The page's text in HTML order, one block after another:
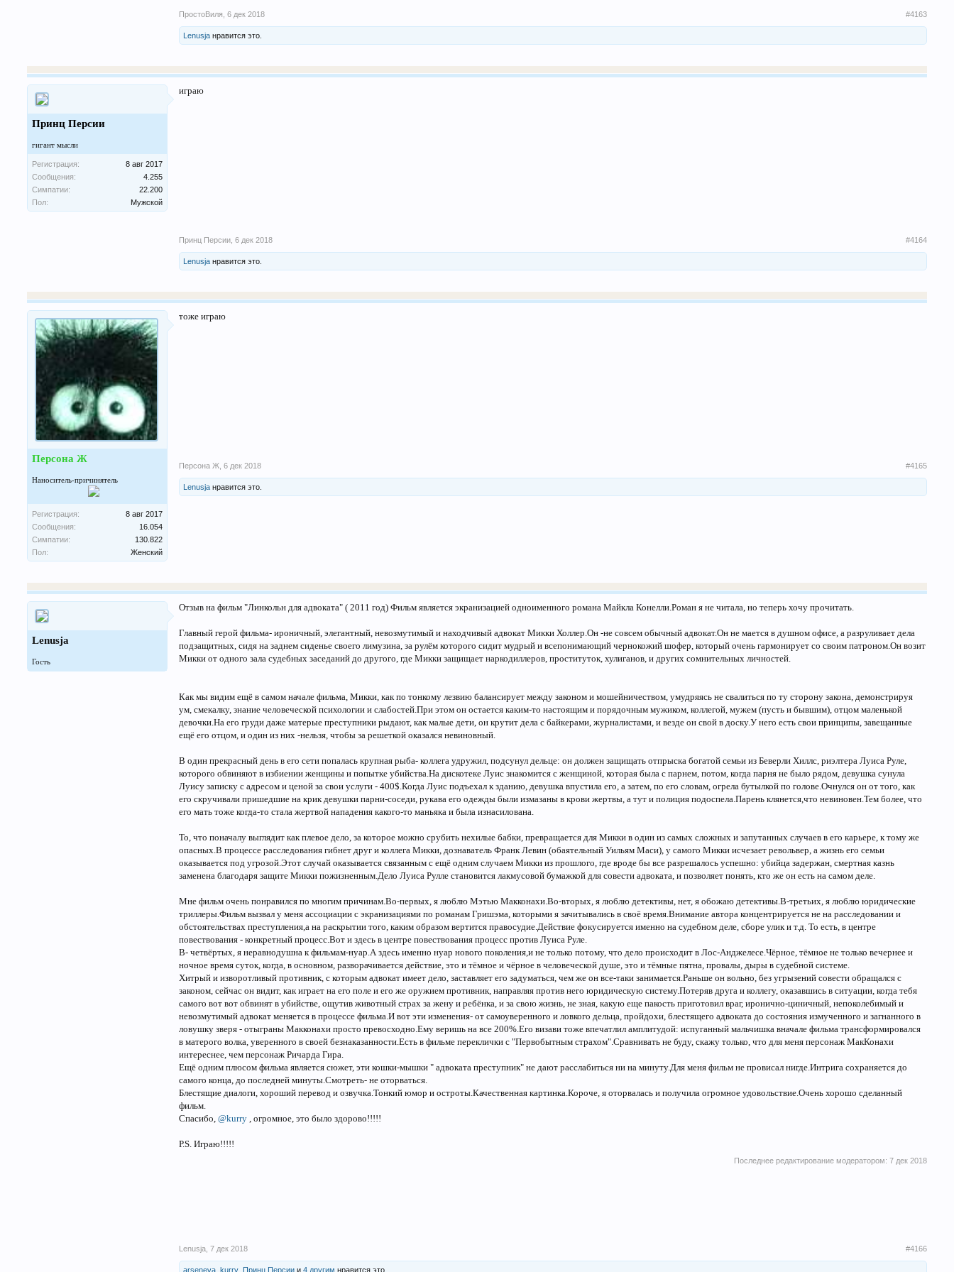
ПростоВиля 6 дек 2018 #4163
Lenusja нравится это.
Принц Персии
гигант мысли
Регистрация:
8 авг 2017
Сообщения:
4.255
Симпатии:
22.200
Пол:
Мужской
играю
Принц Персии 6 дек 2018 #4164
Lenusja нравится это.
Персона Ж
Наноситель-причинятель
Регистрация:
8 авг 2017
Сообщения:
16.054
Симпатии:
130.822
Пол:
Женский
тоже играю
Персона Ж 6 дек 2018 #4165
Lenusja нравится это.
Lenusja
Гость
Отзыв на фильм "Линкольн для адвоката" ( 2011 год) Фильм является экранизацией одноименного романа Майкла Конелли.Роман я не читала, но теперь хочу прочитать.
Главный герой фильма- ироничный, элегантный, невозмутимый и находчивый адвокат Микки Холлер.Он -не совсем обычный адвокат.Он не мается в душном офисе, а разруливает дела
подзащитных, сидя на заднем сиденье своего лимузина, за рулём которого сидит мудрый и всепонимающий чернокожий шофер, который очень гармонирует со своим патроном.Он возит
Микки от одного зала судебных заседаний до другого, где Микки защищает наркодиллеров, проституток, хулиганов, и других сомнительных личностей.
Как мы видим ещё в самом начале фильма, Микки, как по тонкому лезвию балансирует между законом и мошейничеством, умудряясь не свалиться по ту сторону закона, демонстрируя
ум, смекалку, знание человеческой психологии и слабостей.При этом он остается каким-то настоящим и порядочным мужиком, коллегой, мужем (пусть и бывшим), отцом маленькой
девочки.На его груди даже матерые преступники рыдают, как малые дети, он крутит дела с байкерами, журналистами, и везде он свой в доску.У него есть свои принципы, завещанные
ещё его отцом, и один из них -нельзя, чтобы за решеткой оказался невиновный.
В один прекрасный день в его сети попалась крупная рыба- коллега удружил, подсунул дельце: он должен защищать отпрыска богатой семьи из Беверли Хиллс, риэлтера Луиса Руле,
которого обвиняют в избиении женщины и попытке убийства.На дискотеке Луис знакомится с женщиной, которая была с парнем, потом, когда парня не было рядом, девушка сунула
Луису записку с адресом и ценой за свои услуги - 400$.Когда Луис подъехал к зданию, девушка впустила его, а затем, по его словам, огрела бутылкой по голове.Очнулся он от того, как
его скручивали пришедшие на крик девушки парни-соседи, рукава его одежды были измазаны в крови жертвы, а тут и полиция подоспела.Парень клянется,что невиновен.Тем более, что
его мать тоже когда-то стала жертвой нападения какого-то маньяка и была изнасилована.
То, что поначалу выглядит как плевое дело, за которое можно срубить нехилые бабки, превращается для Микки в один из самых сложных и запутанных случаев в его карьере, к тому же
опасных.В процессе расследования гибнет друг и коллега Микки, дознаватель Франк Левин (обаятельный Уильям Маси), у самого Микки исчезает револьвер, а жизнь его семьи
оказывается под угрозой.Этот случай оказывается связанным с ещё одним случаем Микки из прошлого, где вроде бы все разрешалось успешно: убийца задержан, смертная казнь
заменена благодаря защите Микки пожизненным.Дело Луиса Рулле становится лакмусовой бумажкой для совести адвоката, и позволяет понять, кто же он есть на самом деле.
Мне фильм очень понравился по многим причинам.Во-первых, я люблю Мэтью Макконахи.Во-вторых, я люблю детективы, нет, я обожаю детективы.В-третьих, я люблю юридические
триллеры.Фильм вызвал у меня ассоциации с экранизациями по романам Гришэма, которыми я зачитывались в своё время.Внимание автора концентрируется не на расследовании и
обстоятельствах преступления,а на раскрытии того, каким образом вертится правосудие.Действие фокусируется именно на судебном деле, сборе улик и т.д. То есть, в центре
повествования - конкретный процесс.Вот и здесь в центре повествования процесс против Луиса Руле.
В- четвёртых, я неравнодушна к фильмам-нуар.А здесь именно нуар нового поколения,и не только потому, что дело происходит в Лос-Анджелесе.Чёрное, тёмное не только вечернее и
ночное время суток, когда, в основном, разворачивается действие, это и тёмное и чёрное в человеческой душе, это и тёмные пятна, провалы, дыры в судебной системе.
Хитрый и изворотливый противник, с которым адвокат имеет дело, заставляет его задуматься, чем же он все-таки занимается.Раньше он вольно, без угрызений совести обращался с
законом, сейчас он видит, как играет на его поле и его же оружием противник, направляя против него юридическую систему.Потеряв друга и коллегу, оказавшись в ситуации, когда тебя
самого вот вот обвинят в убийстве, ощутив животный страх за жену и ребёнка, и за свою жизнь, не зная, какую еще пакость приготовил враг, иронично-циничный, непоколебимый и
невозмутимый адвокат меняется в процессе фильма.И вот эти изменения- от самоуверенного и ловкого дельца, пройдохи, блестящего адвоката до состояния измученного и загнанного в
ловушку зверя - отыграны Макконахи просто превосходно.Ему веришь на все 200%.Его визави тоже впечатлил амплитудой: испуганный мальчишка вначале фильма трансформировался
в матерого волка, уверенного в своей безнаказанности.Есть в фильме переклички с "Первобытным страхом".Сравнивать не буду, скажу только, что для меня персонаж МакКонахи
интереснее, чем персонаж Ричарда Гира.
Ещё одним плюсом фильма является сюжет, эти кошки-мышки " адвоката преступник" не дают расслабиться ни на минуту.Для меня фильм не провисал нигде.Интрига сохраняется до
самого конца, до последней минуты.Смотреть- не оторваться.
Блестящие диалоги, хороший перевод и озвучка.Тонкий юмор и остроты.Качественная картинка.Короче, я оторвалась и получила огромное удовольствие.Очень хорошо сделанный
фильм.
Спасибо,@kurry , огромное, это было здорово!!!!!
Р.S. Играю!!!!!
Последнее редактирование модератором: 7 дек 2018
Lenusja 7 дек 2018 #4166
arseneva ,kurry ,Принц Персии и4 другим нравится это.